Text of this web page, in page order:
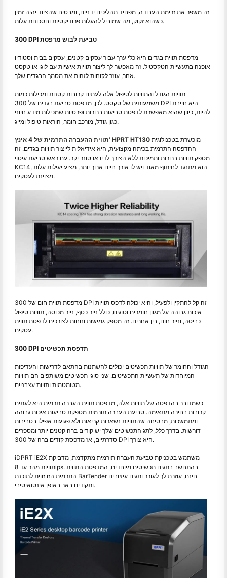
זה משפר את זרימת העבודה, מפחיד תהליכים ידניים, ומבטיח שהציוד יהיה זמין
כשהוא זקוק, מה שמוביל להעלות פרודיקטיות וחסכונות עלות.
300 DPI טביעת לבוש מדפסת
מדפסת תווית בגדים היא כלי ערך עבור עסקים קטנים, עסקים בבית וסטודיו
אופנה בתעשיית הטקסטיל. זה מאפשר לך ליצור תוויות אישיות עם לוגו או טקסט
אחר, עוזר לקוחות לזהות את מסמך הבגדים שלך.
תוויות הגודל והתוויות לטיפול אלה לעתים קרובות קטנות ומכילות כמות
משמעותית של טקסט. לכן, מדפסת טביעת בגדים של 300 DPI היא חייבת
להיות, כיוון שהיא מאפשרת לדפסת טביעות ברורות ופרטיות שמכילות מידע חיוני
כגון גודל, מורכב חומר, הוראות טיפול ומייג.
תווית ההעברה התרמית של 4 אינץ' HPRT HT130
ההדפסה התרמית בכיתה מקצועית, היא אידיאלית לייצור תוויות בגדים. זה
מספק תוויות ברורות ותמיכות ללא הצורך לדיו או טונר יקר. עם ראש טביעת עיסוי
KC14, הוא מתנגד לחיתוף מאוד ויש לו אורך חיים ארוך יותר, מציע יעילות עלות
מצוינת לעסקים.
מדפסת תווית חום של 300 DPI זה קל להתקין ולפעיל, והיא יכולה לדפס תוויות
איכות גבוהה על מגוון חומרים וסוגים, כולל נייר כסף, נייר מכוסה, תוויות טיפול
כביסה, ונייר חום, בין אחרים. זה מספק גמישות ונוחות לצורכים לדפסת תווית
עסקים.
300 DPI תדפסת תכשיטים
הגודל והחומר של תוויות תכשיטים יכולים להשתנות בהתאם לדרישות והעדיפות
המיוחדות של תעשיית התכשיטים. שני סוגי תכשיטים משותפים הם תוויות
מטומטמות ותויות עצבניים.
כשמדובר בהדפסה של תוויות אלה, מדפסת תווית העברה תרמית היא לעתים
קרובות בחירה מתאימה. טביעת העברה תורמית מספקת טביעות איכות גבוהה
ומתמשכות, מבטיחה שהתוויות נשארות קריאות ולא פגועות אפילו בסביבות
דורשות. בדרך כלל, לתג התכשיטים שלך יש קודים ברה קטנים יותר ומספרים
סדרתיים, אז מדפסת קודים ברה של 300 DPI היא צורך.
iDPRT iE2X משתמש בטכניקת טביעת העברה תורמית מתקדמת, מדביקת
תוויות מהר עד 8ips. בהתחשב בתגים תכשיטים מיוחדים, המדפסת התווית
התרמית הזו זווית לתוכנת BarTender חינם, עוזרת לך לעורר ותגים עיצובים
ותקודים באר באופן אינטואיטיבי.